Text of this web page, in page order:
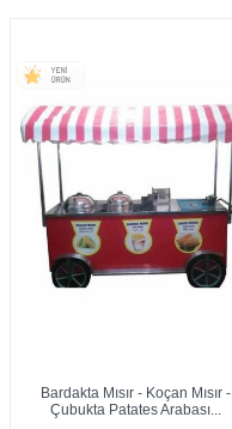
Bardakta Mısır - Koçan Mısır -
Çubukta Patates Arabası...